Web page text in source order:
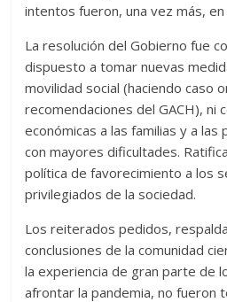
intentos fueron, una vez más, en
La resolución del Gobierno fue
dispuesto a tomar nuevas
movilidad social (haciendo caso
recomendaciones del GACH), ni
económicas a las familias y a
con mayores dificultades.
política de favorecimiento a los
privilegiados de la sociedad.
Los reiterados pedidos,
conclusiones de la comunidad
la experiencia de gran parte de
afrontar la pandemia, no fueron